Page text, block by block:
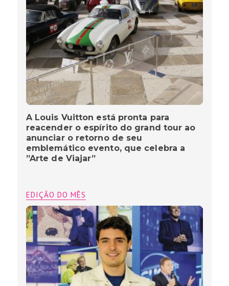
A Louis Vuitton está pronta para
reacender o espírito do grand tour ao
anunciar o retorno de seu
emblemático evento, que celebra a
”Arte de Viajar”
EDIÇÃO DO MÊS